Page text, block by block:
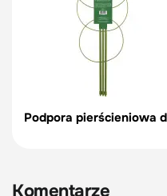
Podpora pierścieniowa
Komentarze